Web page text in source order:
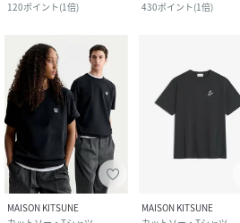
120ポイント(1倍)
430ポイント(1倍)
MAISON KITSUNE
MAISON KITSUNE